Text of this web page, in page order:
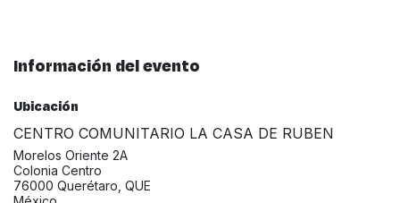
Información del evento
Ubicación
CENTRO COMUNITARIO LA CASA DE RUBEN
Morelos Oriente 2A
Colonia Centro
76000 Querétaro, QUE